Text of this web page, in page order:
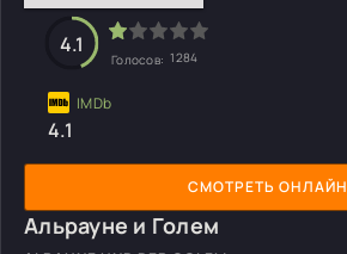
Альрауне и Голем
СМОТРЕТЬ ОНЛАЙН
4.1
Голосов: 1284
4.1